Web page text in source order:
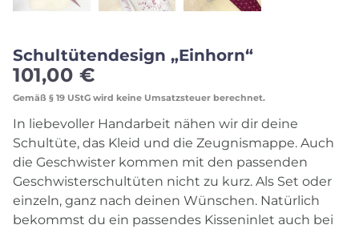
Schultütendesign „Einhorn“
101,00 €
Gemäß § 19 UStG wird keine Umsatzsteuer berechnet.
In liebevoller Handarbeit nähen wir dir deine
Schultüte, das Kleid und die Zeugnismappe. Auch
die Geschwister kommen mit den passenden
Geschwisterschultüten nicht zu kurz. Als Set oder
einzeln, ganz nach deinen Wünschen. Natürlich
bekommst du ein passendes Kisseninlet auch bei